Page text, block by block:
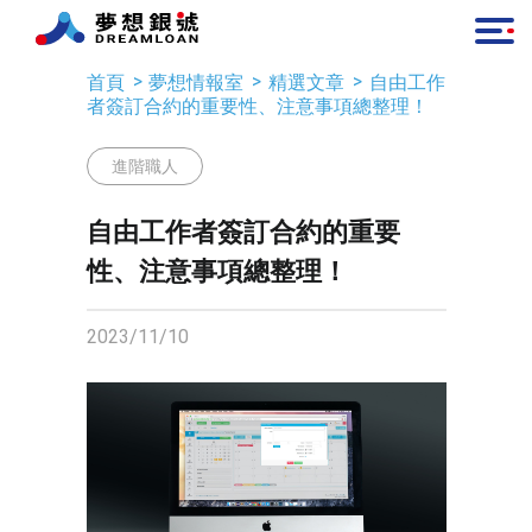
首頁 夢想情報室 精選文章
自由工作
者簽訂合約的重要性、注意事項總整理！
進階職人
自由工作者簽訂合約的重要
性、注意事項總整理！
2023/11/10